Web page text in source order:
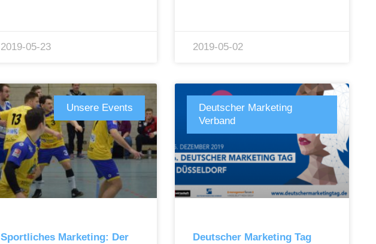
2019-05-23 2019-05-02
Unsere Events
Sportliches Marketing: Der
Deutscher Marketing
Verband
Deutscher Marketing Tag